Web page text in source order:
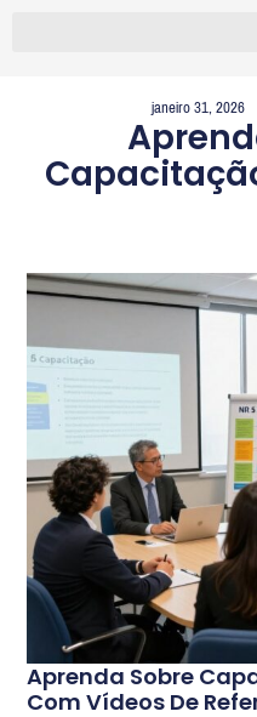
janeiro 31, 2026
Aprenda Sobre
Com Vídeos De